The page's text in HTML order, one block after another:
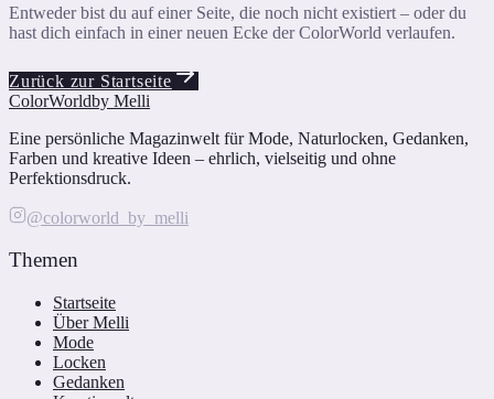
Entweder bist du auf einer Seite, die noch nicht existiert – oder du
hast dich einfach in einer neuen Ecke der ColorWorld verlaufen.
Zurück zur Startseite
ColorWorldby Melli
Eine persönliche Magazinwelt für Mode, Naturlocken, Gedanken,
Farben und kreative Ideen – ehrlich, vielseitig und ohne
Perfektionsdruck.
@colorworld_by_melli
Themen
Startseite
Über Melli
Mode
Locken
Gedanken